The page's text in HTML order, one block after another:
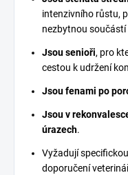
intenzivního růstu,
nezbytnou součástí
Jsou senioři, pro
cestou k udržení
Jsou fenami po
Jsou v
úrazech.
Vyžadují
doporučení